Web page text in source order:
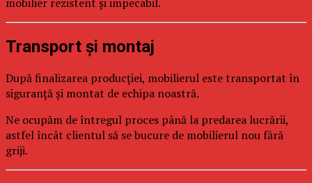
Transport și montaj
După finalizarea producției, mobilierul este transportat în
siguranță și montat de echipa noastră.
Ne ocupăm de întregul proces până la predarea lucrării,
astfel încât clientul să se bucure de mobilierul nou fără
griji.